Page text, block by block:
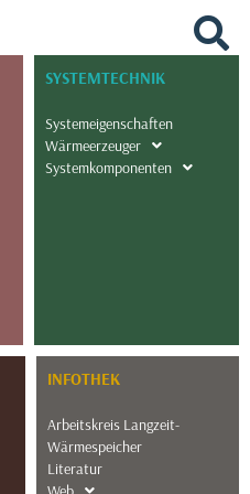
SYSTEMTECHNIK
Systemeigenschaften
Wärmeerzeuger
Systemkomponenten
INFOTHEK
Arbeitskreis Langzeit-
Wärmespeicher
Literatur